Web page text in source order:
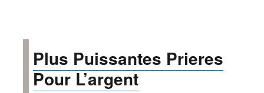
Plus Puissantes Prieres
Pour L’argent